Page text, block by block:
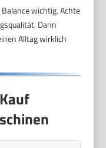
wichtig. Achte
Dann
Alltag wirklich